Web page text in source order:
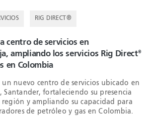
RIG DIRECT®
centro de servicios en
ampliando los servicios Rig Direct®
en Colombia
nuevo centro de servicios ubicado en
Santander, fortaleciendo su presencia
región y ampliando su capacidad para
de petróleo y gas en Colombia.